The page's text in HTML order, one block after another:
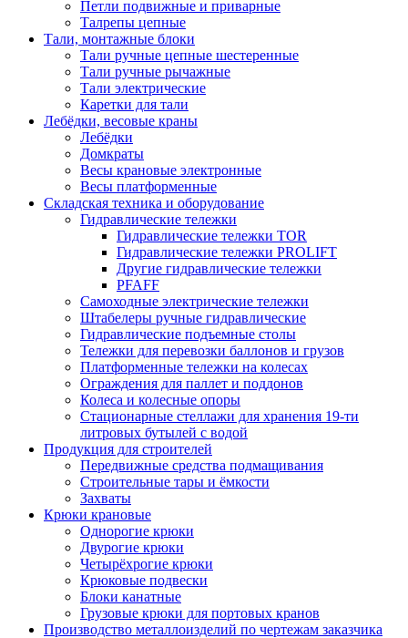
Петли подвижные и приварные
Талрепы цепные
Тали, монтажные блоки
Тали ручные цепные шестеренные
Тали ручные рычажные
Тали электрические
Каретки для тали
Лебёдки, весовые краны
Лебёдки
Домкраты
Весы крановые электронные
Весы платформенные
Складская техника и оборудование
Гидравлические тележки
Гидравлические тележки TOR
Гидравлические тележки PROLIFT
Другие гидравлические тележки
PFAFF
Самоходные электрические тележки
Штабелеры ручные гидравлические
Гидравлические подъемные столы
Тележки для перевозки баллонов и грузов
Платформенные тележки на колесах
Ограждения для паллет и поддонов
Колеса и колесные опоры
Стационарные стеллажи для хранения 19-ти
литровых бутылей с водой
Продукция для строителей
Передвижные средства подмащивания
Строительные тары и ёмкости
Захваты
Крюки крановые
Однорогие крюки
Двурогие крюки
Четырёхрогие крюки
Крюковые подвески
Блоки канатные
Грузовые крюки для портовых кранов
Производство металлоизделий по чертежам заказчика